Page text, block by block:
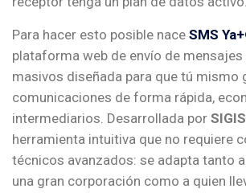
Para hacer esto posible nace SMS
plataforma web de envío de
masivos diseñada para que tú mismo
comunicaciones de forma rápida,
intermediarios. Desarrollada por
herramienta intuitiva que no requiere
técnicos avanzados: se adapta tanto
una gran corporación como a quien